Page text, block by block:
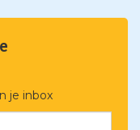
je inbox